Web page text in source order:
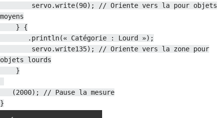
servo.write(90); // Oriente vers la pour objets
moyens
} {
.println(« Catégorie : Lourd »);
servo.write135); // Oriente vers la zone pour
objets lourds
}
(2000); // Pause la mesure
}